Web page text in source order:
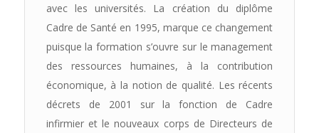
avec les universités. La création du diplôme
Cadre de Santé en 1995, marque ce changement
puisque la formation s’ouvre sur le management
des ressources humaines, à la contribution
économique, à la notion de qualité. Les récents
décrets de 2001 sur la fonction de Cadre
infirmier et le nouveaux corps de Directeurs de